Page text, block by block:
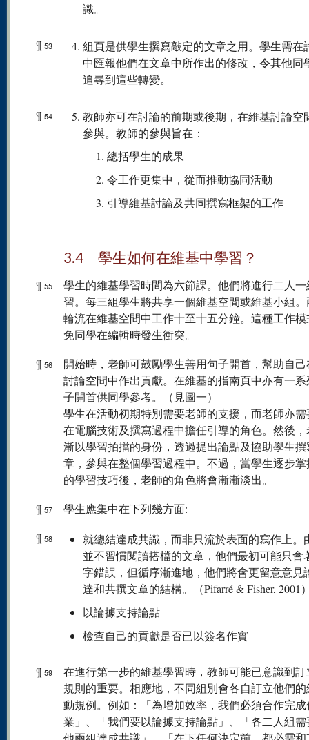
識。
¶ 53
組頁是供學生撰寫敲定的文章之用。學生需在
中匯報他們在文章中所作出的修改，令其他同
追尋到這些轉變。
¶ 54
教師亦可在討論的前期或後期，在維基討論空
參與。教師的參與旨在：
總括學生的成果
令工作更集中，從而推動協同活動
引導維基討論及共同撰寫框架的工作
3.4 學生如何在維基中學習？
¶ 55
學生的維基學習時間為六節課。他們將進行二人
習。每三組學生將共享一個維基空間或維基小組
輪流在維基空間中工作十至十五分鐘。這種工作
免同學在編輯時發生衝突。
¶ 56
開始時，老師可鼓勵學生善用句子開首，幫助自
討論空間中作出貢獻。在維基的指南頁中亦有一
子開首供同學參考。（見圖一）
學生在活動初期特別需要老師的支援，而老師亦
在電腦技術及撰寫過程中擔任引導的角色。然後
漸以學習拍擋的身份，透過提出論點及協助學生撰
章，參與在整個學習過程中。不過，當學生逐步
的學習技巧後，老師的角色將會漸漸淡出。
¶ 57
學生應集中在下列幾方面:
¶ 58
就總結達成共識，而非只流於表面的寫作上。
並不習慣閱讀搭檔的文章，他們最初可能只會
字錯誤，但循序漸進地，他們將會更留意意見
達和共撰文章的結構。（Pifarré & Fisher, 2001
以論據支持論點
檢查自己的貢獻是否已以簽名作實
¶ 59
在進行第一步的維基學習時，教師可能已意識到
規則的重要。相應地，不同組別會各自訂立他們
動規例。例如：「為增加效率，我們必須合作完成
業」、「我們要以論據支持論點」、「各二人組